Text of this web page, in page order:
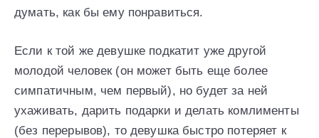
думать, как бы ему понравиться.
Если к той же девушке подкатит уже другой
молодой человек (он может быть еще более
симпатичным, чем первый), но будет за ней
ухаживать, дарить подарки и делать комлименты
(без перерывов), то девушка быстро потеряет к